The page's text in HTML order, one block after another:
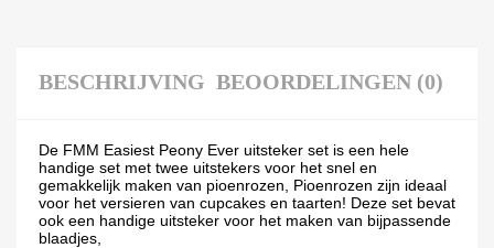
BESCHRIJVING BEOORDELINGEN (0)
De FMM Easiest Peony Ever uitsteker set is een hele
handige set met twee uitstekers voor het snel en
gemakkelijk maken van pioenrozen, Pioenrozen zijn ideaal
voor het versieren van cupcakes en taarten! Deze set bevat
ook een handige uitsteker voor het maken van bijpassende
blaadjes,